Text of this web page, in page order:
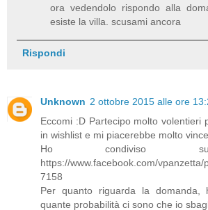
ora vedendolo rispondo alla
esiste la villa. scusami ancora
Rispondi
Unknown 2 ottobre 2015 alle ore
Eccomi :D Partecipo molto volentieri
in wishlist e mi piacerebbe molto
Ho condiviso su
https://www.facebook.com/vpanzetta/
7158
Per quanto riguarda la domanda,
quante probabilità ci sono che io